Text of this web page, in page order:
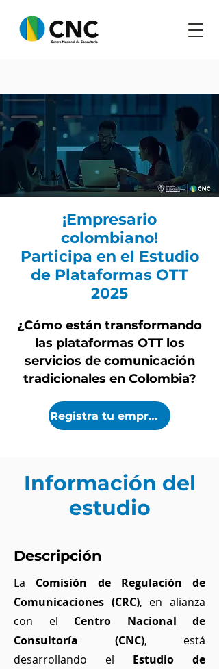
¡Empresario
colombiano!
Participa en el Estudio
de Plataformas OTT
2025
¿Cómo están transformando
las plataformas OTT los
servicios de comunicación
tradicionales en Colombia?
Registra tu empresa
Información del
estudio
Descripción
La Comisión de Regulación de
Comunicaciones (CRC), en alianza
con el Centro Nacional de
Consultoría (CNC), está
desarrollando el Estudio de